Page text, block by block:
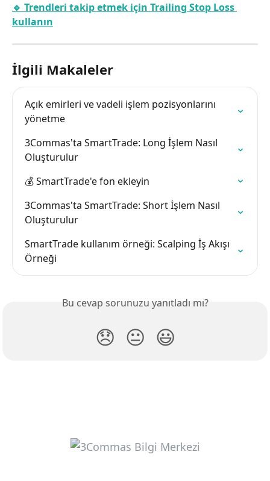
🔹 Trendleri takip etmek için Trailing Stop Loss
kullanın
İlgili Makaleler
Açık emirleri ve vadeli işlem pozisyonlarını
yönetme
3Commas'ta SmartTrade: Long İşlem Nasıl
Oluşturulur
💰 SmartTrade'e fon ekleyin
3Commas'ta SmartTrade: Short İşlem Nasıl
Oluşturulur
SmartTrade kullanım örneği: Scalping İş Akışı
Örneği
Bu cevap sorunuzu yanıtladı mı?
😞 😐 😃